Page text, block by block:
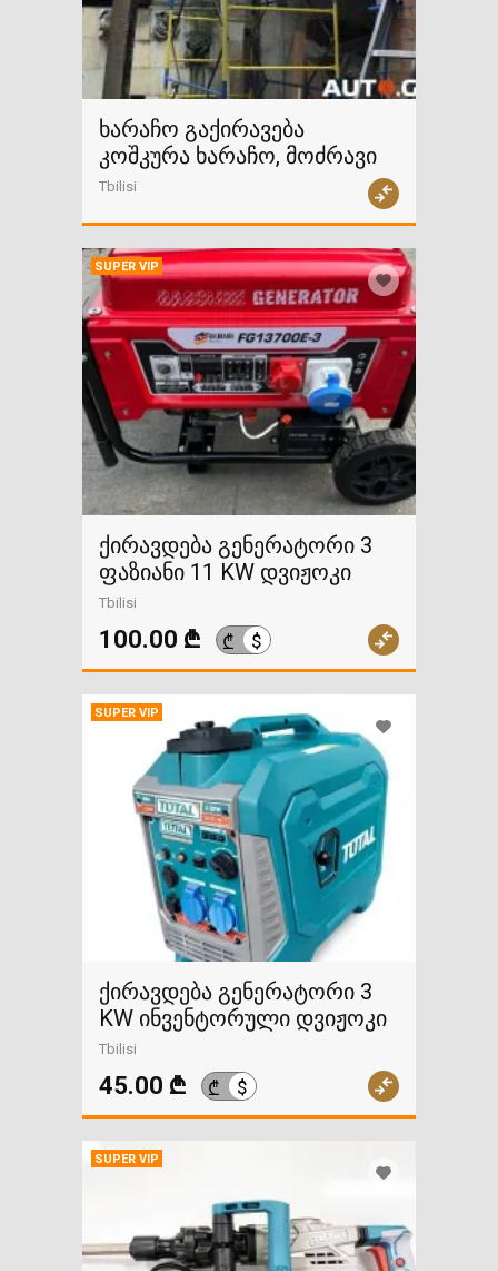
ხარაჩო გაქირავება
კოშკურა ხარაჩო, მოძრავი
Tbilisi
SUPER VIP
ქირავდება გენერატორი 3
ფაზიანი 11 KW დვიჟოკი
Tbilisi
100.00 ₾ ₾ $
SUPER VIP
ქირავდება გენერატორი 3
KW ინვენტორული დვიჟოკი
Tbilisi
45.00 ₾ ₾ $
SUPER VIP